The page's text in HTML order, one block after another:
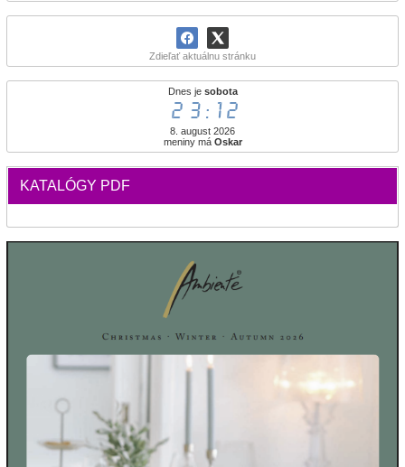
Zdieľať aktuálnu stránku
Dnes je sobota
23:12
8. august 2026
meniny má Oskar
KATALÓGY PDF